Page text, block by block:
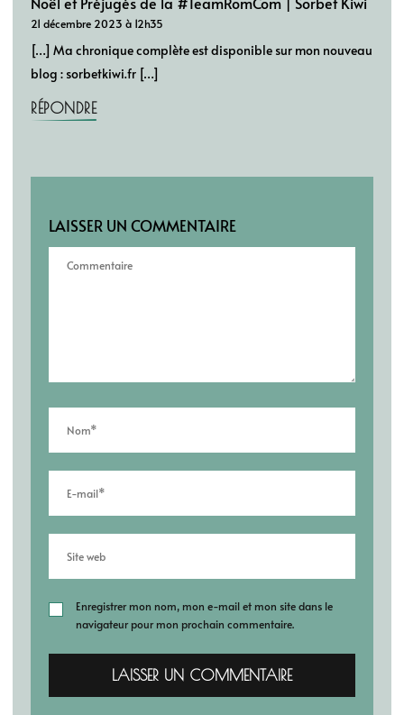
21 décembre 2023 à 12h35
[…] Ma chronique complète est disponible sur mon nouveau
blog : sorbetkiwi.fr […]
RÉPONDRE
LAISSER UN COMMENTAIRE
Enregistrer mon nom, mon e-mail et mon site dans le
navigateur pour mon prochain commentaire.